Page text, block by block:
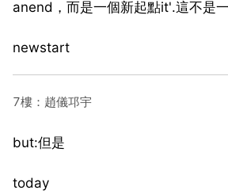
anend，而是一個新起點it'.這不是
newstart
7樓：趙儀邛宇
but:但是
today